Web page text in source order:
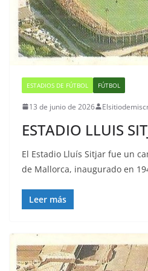
ESTADIOS DE FÚTBOL FÚTBOL
13 de junio de 2026
ESTADIO LLUIS
El Estadio Lluís Sitjar fue un
de Mallorca, inaugurado en
Leer más